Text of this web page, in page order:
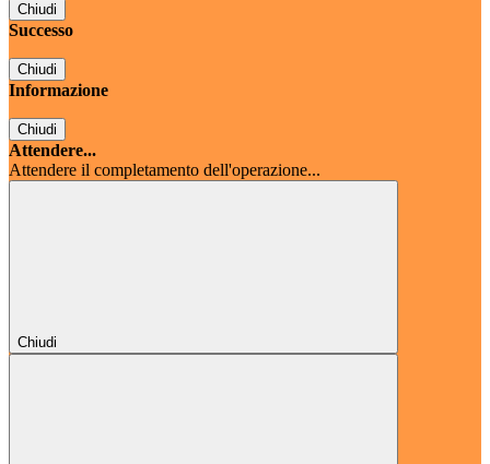
Chiudi
Successo
Chiudi
Informazione
Chiudi
Attendere...
Attendere il completamento dell'operazione...
Chiudi